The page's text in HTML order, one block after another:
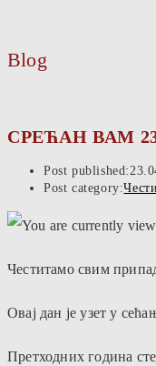
Blog
СРЕЋАН ВАМ
Post published:
Post category:
Честитамо свим
Овај дан је узет у
Претходних година